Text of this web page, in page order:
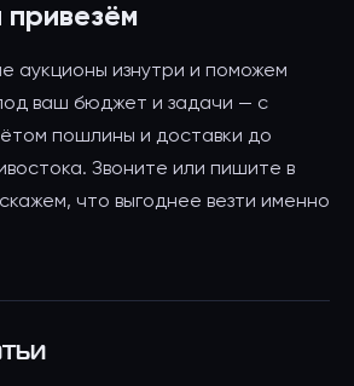
аукционы изнутри и поможем
ваш бюджет и задачи — с
пошлины и доставки до
Звоните или пишите в
что выгоднее везти именно